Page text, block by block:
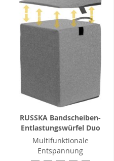
RUSSKA Bandscheiben-
Entlastungswürfel Duo
Multifunktionale
Entspannung